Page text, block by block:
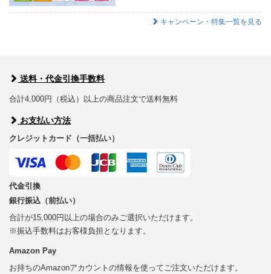
キャンペーン・特集一覧を見る
送料・代金引換手数料
合計4,000円（税込）以上の商品注文で送料無料
お支払い方法
クレジットカード（一括払い）
代金引換
銀行振込（前払い）
合計が15,000円以上の場合のみご選択いただけます。
※振込手数料はお客様負担となります。
Amazon Pay
お持ちのAmazonアカウントの情報を使ってご注文いただけます。